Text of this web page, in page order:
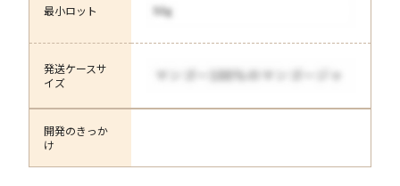
最小ロット
発送ケースサ
イズ
開発のきっか
け